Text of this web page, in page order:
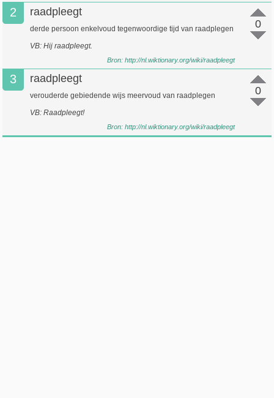
2
0
raadpleegt
derde persoon enkelvoud tegenwoordige tijd van raadplegen
VB: Hij raadpleegt.
Bron: http://nl.wiktionary.org/wiki/raadpleegt
3
0
raadpleegt
verouderde gebiedende wijs meervoud van raadplegen
VB: Raadpleegt!
Bron: http://nl.wiktionary.org/wiki/raadpleegt